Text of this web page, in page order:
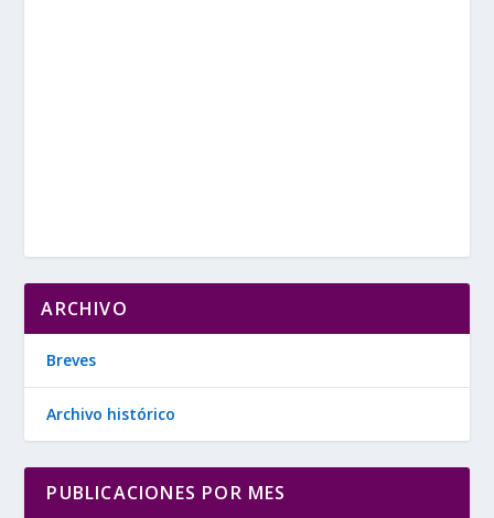
ARCHIVO
Breves
Archivo histórico
PUBLICACIONES POR MES